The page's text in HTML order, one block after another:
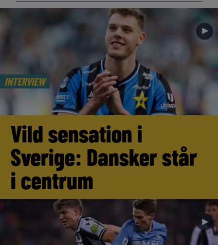
INTERVIEW
►
Vild sensation i
Sverige: Dansker står
i centrum
►